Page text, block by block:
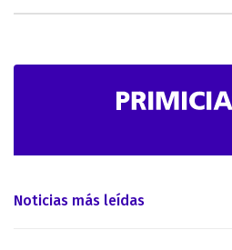
Noticias más leídas